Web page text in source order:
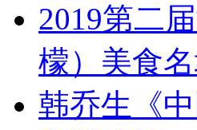
2019第二
檬）美食
韩乔生《